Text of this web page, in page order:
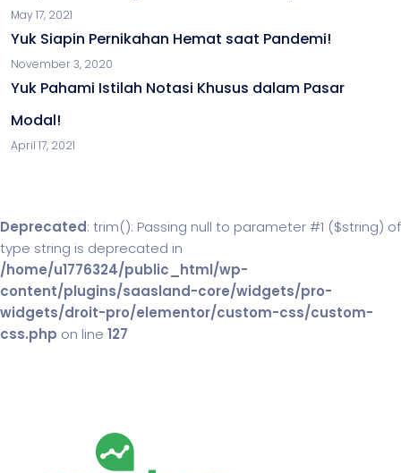
May 17, 2021
Yuk Siapin Pernikahan Hemat saat Pandemi!
November 3, 2020
Yuk Pahami Istilah Notasi Khusus dalam Pasar
Modal!
April 17, 2021
Deprecated: trim(): Passing null to parameter #1 ($string) of
type string is deprecated in
/home/u1776324/public_html/wp-
content/plugins/saasland-core/widgets/pro-
widgets/droit-pro/elementor/custom-css/custom-
css.php on line 127